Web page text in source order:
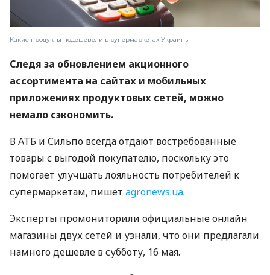
Какие продукты подешевели в супермаркетах Украины
Следя за обновлением акционного
ассортимента на сайтах и ​​мобильных
приложениях продуктовых сетей, можно
немало сэкономить.
В АТБ и Сильпо всегда отдают востребованные
товары с выгодой покупателю, поскольку это
помогает улучшать лояльность потребителей к
супермаркетам, пишет agronews.ua.
Эксперты промониторили официальные онлайн
магазины двух сетей и узнали, что они предлагали
намного дешевле в субботу, 16 мая.